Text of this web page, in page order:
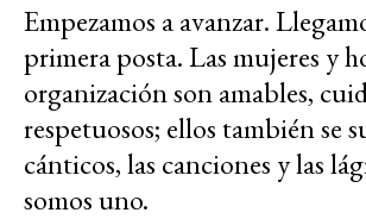
Empezamos a avanzar.
primera posta. Las mujeres y
organización son amables,
respetuosos; ellos también se
cánticos, las canciones y las
somos uno.